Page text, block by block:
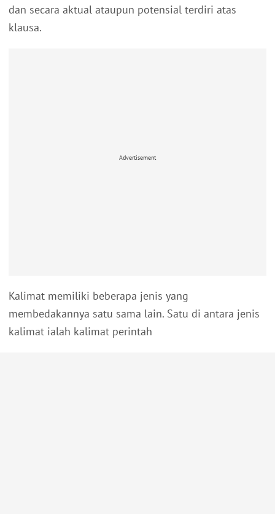
dan secara aktual ataupun potensial terdiri atas
klausa.
Advertisement
Kalimat memiliki beberapa jenis yang
membedakannya satu sama lain. Satu di antara jenis
kalimat ialah kalimat perintah